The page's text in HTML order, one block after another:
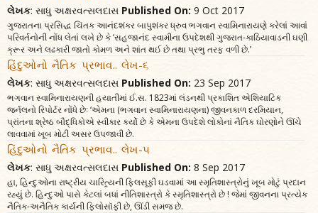
લેખક: સાધુ અક્ષરવત્સલદાસ Published On: 9 Oct 2017
ગુજરાતના પ્રસિદ્ધ ચિંતક આનંદશંકર બાપુશંકર ધ્રુવ ભગવાન સ્વામિનારાયણે કરેલાં આવાં
પરિવર્તનોની નોંધ લેતાં લખે છે કે ‘સહજાનંદ સ્વામીના ઉપદેશથી ગુજરાત-કાઠિયાવાડની ઘણી
ક્રૂર અને લઢકારી જાતો કોમળ અને શાંત થઈ છે તથા પ્રભુ તરફ વળી છે.’
હિંદુઓનો નૈતિક પ્રભાવ.. લેખ-૬
લેખક: સાધુ અક્ષરવત્સલદાસ Published On: 23 Sep 2017
ભગવાન સ્વામિનારાયણની હયાતીમાં ઈ.સ. 1823માં લંડનથી પ્રકાશિત એશિયાટિક
જર્નલનો રિપોર્ટર નોંધે છેઃ ‘એમના (ભગવાન સ્વામિનારાયણના) જીવનકાળ દરમિયાન,
પ્રાંતના શ્રેષ્ઠ બૌદ્ધિકોએ સ્વીકાર કર્યો છે કે એમના ઉપદેશે લોકોનાં નૈતિક ઘોરણોને ઊંચે
લાવવામાં ખૂબ મોટી અસર ઉપજાવી છે.
હિંદુઓનો નૈતિક પ્રભાવ.. લેખ-૫
લેખક: સાધુ અક્ષરવત્સલદાસ Published On: 8 Sep 2017
હા, હિન્દુઓના રાષ્ટ્રીય ચારિત્ર્યની ફિલસૂફી ઘડવામાં આ સ્મૃતિશાસ્ત્રોનું ખૂબ મોટું પ્રદાન
રહ્યું છે. હિન્દુઓ પાસે કેટલાં બધાં નીતિશાસ્ત્રો કે સ્મૃતિશાસ્ત્રો છે ! જેમાં જીવનના પ્રત્યેક
નૈતિક-અનૈતિક કાર્યની ફિલોસૉફી છે, ઊંડી સમજ છે.